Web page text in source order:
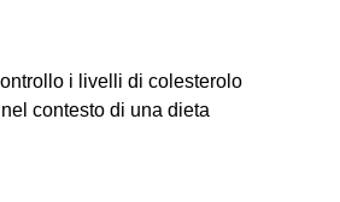
i livelli di colesterolo
contesto di una dieta